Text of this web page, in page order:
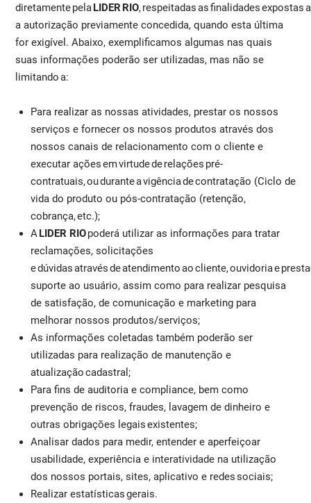
diretamente pelaLIDER RIO, respeitadas as finalidades expostas
a autorização previamente concedida, quando esta última
for exigível. Abaixo, exemplificamos algumas nas quais
suas informações poderão ser utilizadas, mas não se
limitando a:
Para realizar as nossas atividades, prestar os nossos
serviços e fornecer os nossos produtos através dos
nossos canais de relacionamento com o cliente e
executar ações em virtude de relações pré-
contratuais, ou durante a vigência de contratação (Ciclo de
vida do produto ou pós-contratação (retenção,
cobrança, etc.);
ALIDER RIOpoderá utilizar as informações para tratar
reclamações, solicitações
e dúvidas através de atendimento ao cliente, ouvidoria e
suporte ao usuário, assim como para realizar pesquisa
de satisfação, de comunicação e marketing para
melhorar nossos produtos/serviços;
As informações coletadas também poderão ser
utilizadas para realização de manutenção e
atualização cadastral;
Para fins de auditoria e compliance, bem como
prevenção de riscos, fraudes, lavagem de dinheiro e
outras obrigações legais existentes;
Analisar dados para medir, entender e aperfeiçoar
usabilidade, experiência e interatividade na utilização
dos nossos portais, sites, aplicativo e redes sociais;
Realizar estatísticas gerais.